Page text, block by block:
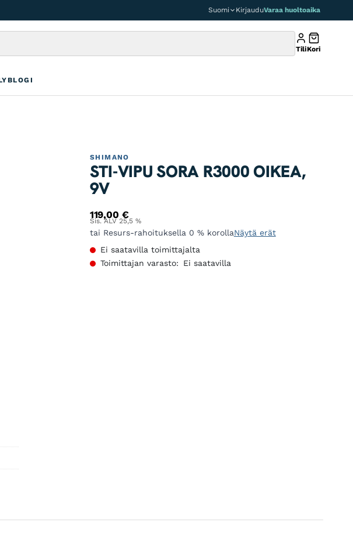
Suomi KirjauduVaraa huoltoaika
TiliKori
SHIMANO
STI-VIPU SORA R3000 OIKEA,
9V
119,00 €
Sis. ALV 25,5 %
tai Resurs-rahoituksella 0 % korollaNäytä erät
Ei saatavilla toimittajalta
Toimittajan varasto:
Ei saatavilla